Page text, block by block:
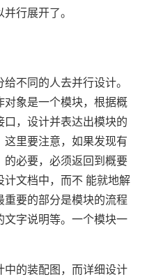
行展开了。
不同的人去并行设计。
对象是一个模块，根据概
，设计并表达出模块的
里要注意，如果发现有
的必要，必须返回到概要
文档中，而不 能就地解
重要的部分是模块的流程
文字说明等。一个模块一
的装配图，而详细设计